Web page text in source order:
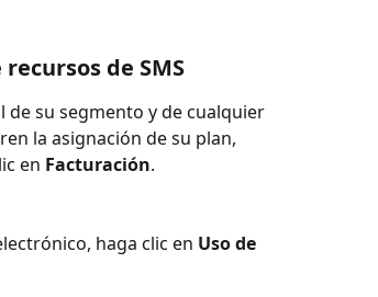
de SMS
de su segmento y de cualquier
la asignación de su plan,
en Facturación.
haga clic en Uso de